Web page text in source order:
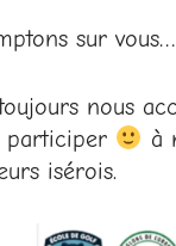
sur
nous
participer
à
isérois.